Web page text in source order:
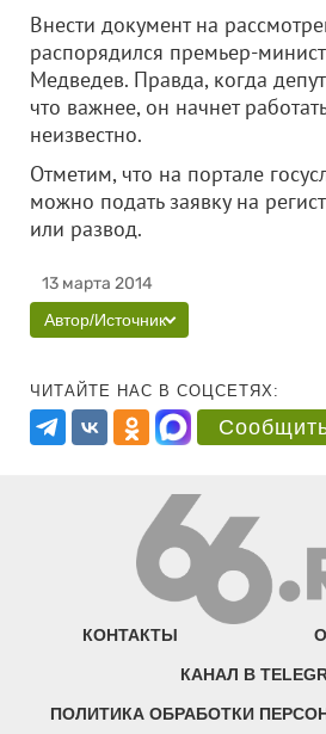
Внести документ на
распорядился премьер-
Медведев. Правда, когда
что важнее, он начнет
неизвестно.
Отметим, что на портале
можно подать заявку на
или развод.
13 марта 2014
Автор/Источник
ЧИТАЙТЕ НАС В СОЦСЕТЯХ:
КОНТАКТЫ
КАНАЛ В
ПОЛИТИКА ОБРАБОТКИ